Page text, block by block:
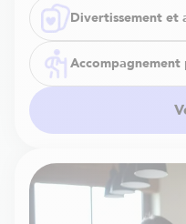
Divertissement et